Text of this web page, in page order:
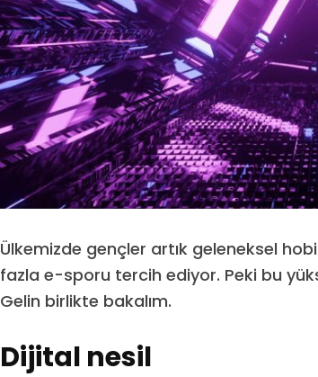
Ülkemizde gençler artık geleneksel
fazla e-sporu tercih ediyor. Peki bu
Gelin birlikte bakalım.
Dijital nesil